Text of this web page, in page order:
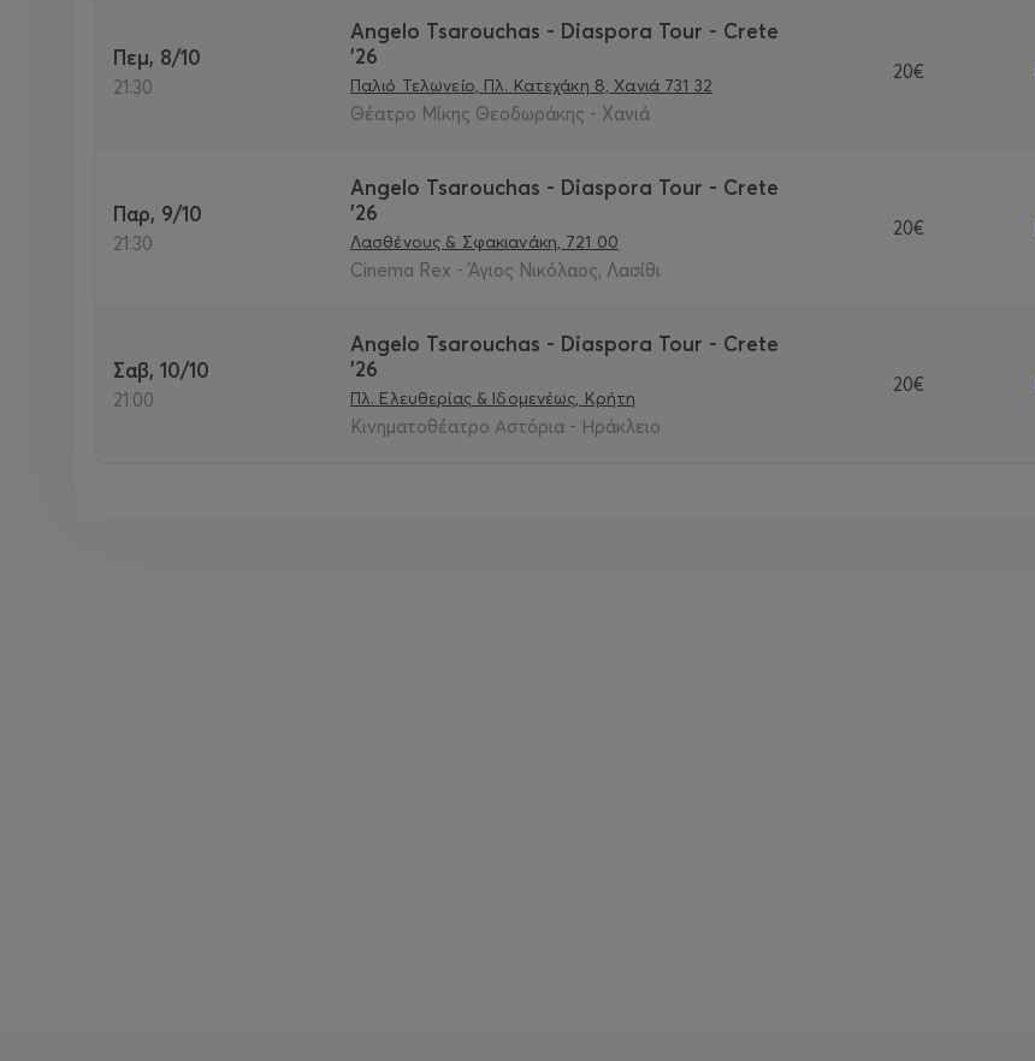
Πεμ, 8/10
21:30
Angelo Tsarouchas - Diaspora Tour - Crete
'26
Παλιό Τελωνείο, Πλ. Κατεχάκη 8, Χανιά 731 32
Θέατρο Μίκης Θεοδωράκης - Χανιά
20€
Παρ, 9/10
21:30
Angelo Tsarouchas - Diaspora Tour - Crete
'26
Λασθένους & Σφακιανάκη, 721 00
Cinema Rex - Άγιος Νικόλαος, Λασίθι
20€
Σαβ, 10/10
21:00
Angelo Tsarouchas - Diaspora Tour - Crete
'26
Πλ. Ελευθερίας & Ιδομενέως, Κρήτη
Κινηματοθέατρο Αστόρια - Ηράκλειο
20€